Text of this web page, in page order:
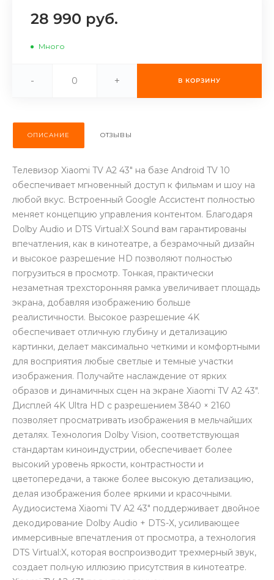
Подробнее
об оплате Плайтом
раз в 2 недели
plait.ru
28 990 руб.
Много
- + В КОРЗИНУ
ОПИСАНИЕ ОТЗЫВЫ
Телевизор Xiaomi TV A2 43" на базе Android TV 10
обеспечивает мгновенный доступ к фильмам и шоу на
любой вкус. Встроенный Google Ассистент полностью
меняет концепцию управления контентом. Благодаря
Dolby Audio и DTS Virtual:X Sound вам гарантированы
впечатления, как в кинотеатре, а безрамочный дизайн
и высокое разрешение HD позволяют полностью
погрузиться в просмотр. Тонкая, практически
незаметная трехсторонняя рамка увеличивает площадь
экрана, добавляя изображению больше
реалистичности. Высокое разрешение 4K
обеспечивает отличную глубину и детализацию
картинки, делает максимально четкими и комфортными
для восприятия любые светлые и темные участки
изображения. Получайте наслаждение от ярких
образов и динамичных сцен на экране Xiaomi TV A2 43".
Дисплей 4K Ultra HD с разрешением 3840 × 2160
позволяет просматривать изображения в мельчайших
деталях. Технология Dolby Vision, соответствующая
стандартам киноиндустрии, обеспечивает более
высокий уровень яркости, контрастности и
цветопередачи, а также более высокую детализацию,
делая изображения более яркими и красочными.
Аудиосистема Xiaomi TV A2 43" поддерживает двойное
декодирование Dolby Audio + DTS-X, усиливающее
иммерсивные впечатления от просмотра, а технология
DTS Virtual:X, которая воспроизводит трехмерный звук,
создает полную иллюзию присутствия в кинотеатре.